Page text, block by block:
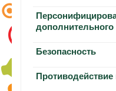
дополнительного
Безопасность